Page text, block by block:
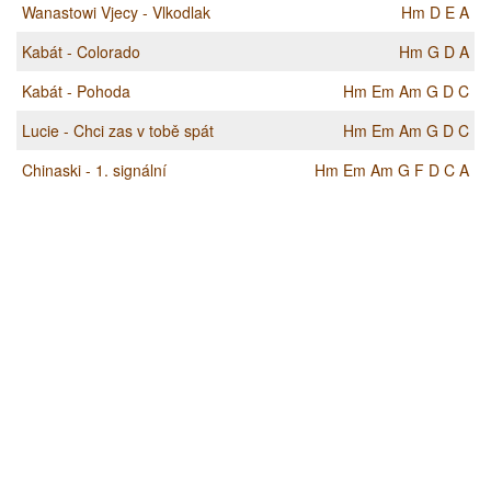
Wanastowi Vjecy - Vlkodlak
Hm D E A
Kabát - Colorado
Hm G D A
Kabát - Pohoda
Hm Em Am G D C
Lucie - Chci zas v tobě spát
Hm Em Am G D C
Chinaski - 1. signální
Hm Em Am G F D C A